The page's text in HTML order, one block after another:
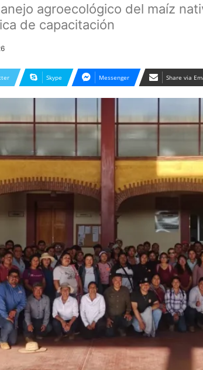
agroecológico del maíz
de capacitación
Skype Messenger Share via